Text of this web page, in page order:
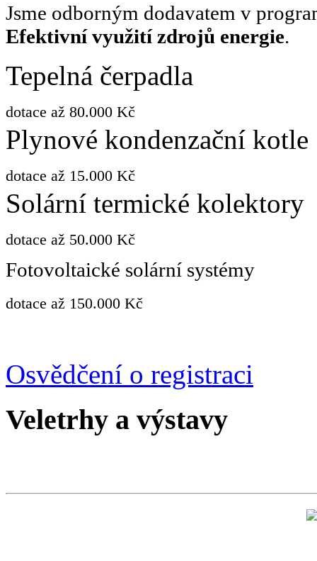
Jsme odborným dodavatem v
Efektivní využití zdrojů energie.
Tepelná čerpadla
dotace až 80.000 Kč
Plynové kondenzační kotle
dotace až 15.000 Kč
Solární termické kolektory
dotace až 50.000 Kč
Fotovoltaické solární systémy
dotace až 150.000 Kč
Osvědčení o registraci
Veletrhy a výstavy